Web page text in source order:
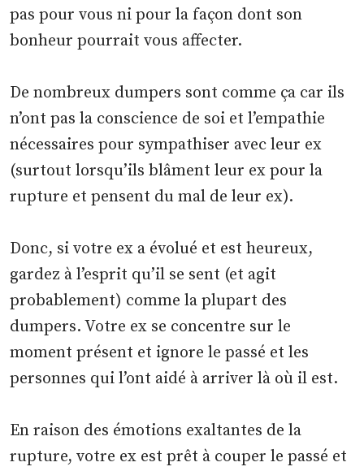
pas pour vous ni pour la façon dont son
bonheur pourrait vous affecter.
De nombreux dumpers sont comme ça car ils
n’ont pas la conscience de soi et l’empathie
nécessaires pour sympathiser avec leur ex
(surtout lorsqu’ils blâment leur ex pour la
rupture et pensent du mal de leur ex).
Donc, si votre ex a évolué et est heureux,
gardez à l’esprit qu’il se sent (et agit
probablement) comme la plupart des
dumpers. Votre ex se concentre sur le
moment présent et ignore le passé et les
personnes qui l’ont aidé à arriver là où il est.
En raison des émotions exaltantes de la
rupture, votre ex est prêt à couper le passé et